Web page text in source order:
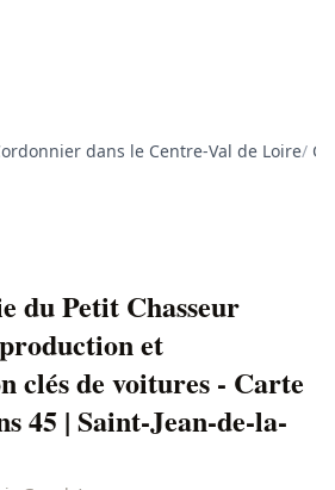
dans le Centre-Val de Loire/
du Petit Chasseur
et
clés de voitures - Carte
45 | Saint-Jean-de-la-